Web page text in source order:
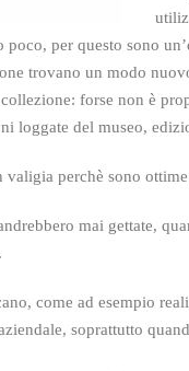
poco, per questo sono
trovano un modo
forse non è
loggate del museo,
valigia perchè sono
mai gettate,
come ad esempio
soprattutto